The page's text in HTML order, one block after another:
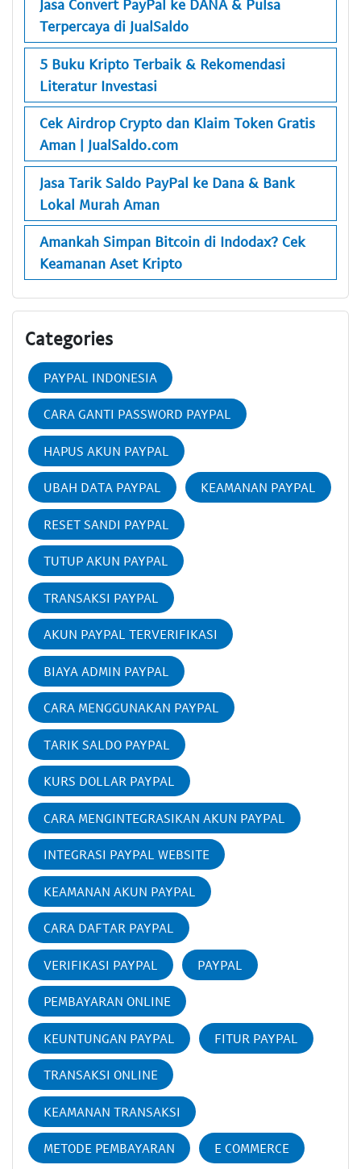
Jasa Convert PayPal ke DANA & Pulsa
Terpercaya di JualSaldo
5 Buku Kripto Terbaik & Rekomendasi
Literatur Investasi
Cek Airdrop Crypto dan Klaim Token Gratis
Aman | JualSaldo.com
Jasa Tarik Saldo PayPal ke Dana & Bank
Lokal Murah Aman
Amankah Simpan Bitcoin di Indodax? Cek
Keamanan Aset Kripto
Categories
PAYPAL INDONESIA
CARA GANTI PASSWORD PAYPAL
HAPUS AKUN PAYPAL
UBAH DATA PAYPAL KEAMANAN PAYPAL
RESET SANDI PAYPAL
TUTUP AKUN PAYPAL
TRANSAKSI PAYPAL
AKUN PAYPAL TERVERIFIKASI
BIAYA ADMIN PAYPAL
CARA MENGGUNAKAN PAYPAL
TARIK SALDO PAYPAL
KURS DOLLAR PAYPAL
CARA MENGINTEGRASIKAN AKUN PAYPAL
INTEGRASI PAYPAL WEBSITE
KEAMANAN AKUN PAYPAL
CARA DAFTAR PAYPAL
VERIFIKASI PAYPAL PAYPAL
PEMBAYARAN ONLINE
KEUNTUNGAN PAYPAL FITUR PAYPAL
TRANSAKSI ONLINE
KEAMANAN TRANSAKSI
METODE PEMBAYARAN E COMMERCE